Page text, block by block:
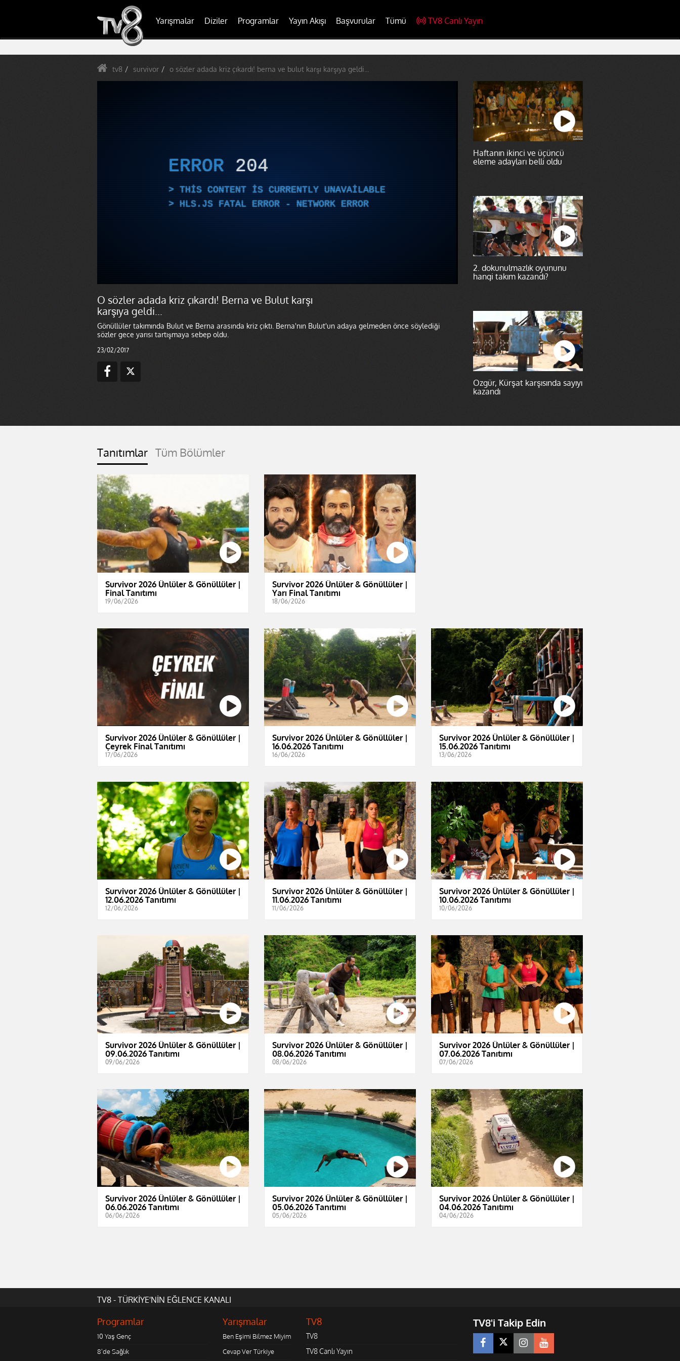
Yarışmalar Diziler Programlar Yayın Akışı Başvurular Tümü TV8 Canlı Yayın
tv8 survivor o sözler adada kriz çıkardı! berna ve bulut karşı karşıya geldi...
ERROR 204
THIS CONTENT IS CURRENTLY UNAVAILABLE
HLS.JS FATAL ERROR - NETWORK ERROR
O sözler adada kriz çıkardı! Berna ve Bulut karşı
karşıya geldi...
Gönüllüler takımında Bulut ve Berna arasında kriz çıktı. Berna'nın Bulut'un adaya gelmeden önce söylediği
sözler gece yarısı tartışmaya sebep oldu.
23/02/2017
Haftanın ikinci ve üçüncü
eleme adayları belli oldu
2. dokunulmazlık oyununu
hangi takım kazandı?
Özgür, Kürşat karşısında sayıyı
kazandı
Tanıtımlar Tüm Bölümler
Survivor 2026 Ünlüler & Gönüllüler |
Final Tanıtımı
19/06/2026
Survivor 2026 Ünlüler & Gönüllüler |
Yarı Final Tanıtımı
18/06/2026
Survivor 2026 Ünlüler & Gönüllüler |
Çeyrek Final Tanıtımı
17/06/2026
Survivor 2026 Ünlüler & Gönüllüler |
16.06.2026 Tanıtımı
16/06/2026
Survivor 2026 Ünlüler & Gönüllüler |
15.06.2026 Tanıtımı
13/06/2026
Survivor 2026 Ünlüler & Gönüllüler |
12.06.2026 Tanıtımı
12/06/2026
Survivor 2026 Ünlüler & Gönüllüler |
11.06.2026 Tanıtımı
11/06/2026
Survivor 2026 Ünlüler & Gönüllüler |
10.06.2026 Tanıtımı
10/06/2026
Survivor 2026 Ünlüler & Gönüllüler |
09.06.2026 Tanıtımı
09/06/2026
Survivor 2026 Ünlüler & Gönüllüler |
08.06.2026 Tanıtımı
08/06/2026
Survivor 2026 Ünlüler & Gönüllüler |
07.06.2026 Tanıtımı
07/06/2026
Survivor 2026 Ünlüler & Gönüllüler |
06.06.2026 Tanıtımı
06/06/2026
Survivor 2026 Ünlüler & Gönüllüler |
05.06.2026 Tanıtımı
05/06/2026
Survivor 2026 Ünlüler & Gönüllüler |
04.06.2026 Tanıtımı
04/06/2026
TV8 - TÜRKİYE'NİN EĞLENCE KANALI
Programlar
10 Yaş Genç
8'de Sağlık
Yarışmalar
Ben Eşimi Bilmez Miyim
Cevap Ver Türkiye
TV8
TV8
TV8 Canlı Yayın
TV8'i Takip Edin